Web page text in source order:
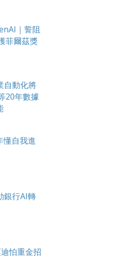
｜誓阻
菲爾茲獎
自動化將
20年數據
懂自我進
銀行AI轉
怕重金招